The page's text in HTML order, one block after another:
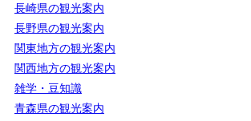
長崎県の観光案内
長野県の観光案内
関東地方の観光案内
関西地方の観光案内
雑学・豆知識
青森県の観光案内